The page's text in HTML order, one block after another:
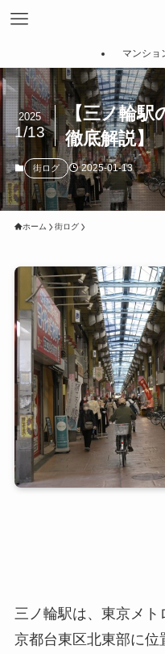
マンショ
【三ノ輪駅
徹底解説】
2025
1/13
街ログ 2025-01-13
ホーム 街ログ
三ノ輪駅は、東京メ
京都台東区北東部に